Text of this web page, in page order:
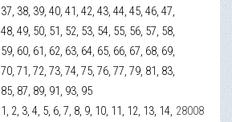
37, 38, 39, 40, 41, 42, 43, 44, 45, 46, 47,
48, 49, 50, 51, 52, 53, 54, 55, 56, 57, 58,
59, 60, 61, 62, 63, 64, 65, 66, 67, 68, 69,
70, 71, 72, 73, 74, 75, 76, 77, 79, 81, 83,
85, 87, 89, 91, 93, 95
1, 2, 3, 4, 5, 6, 7, 8, 9, 10, 11, 12, 13, 14, 28008